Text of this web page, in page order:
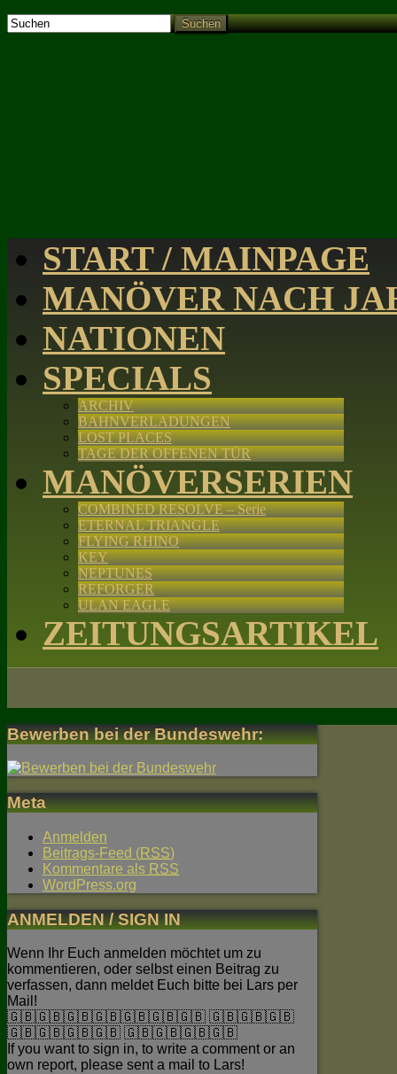
Suchen
START / MAINPAGE
MANÖVER NACH
NATIONEN
SPECIALS
ARCHIV
BAHNVERLADUNGEN
LOST PLACES
TAGE DER OFFENEN TÜR
MANÖVERSERIEN
COMBINED RESOLVE – Serie
ETERNAL TRIANGLE
FLYING RHINO
KEY
NEPTUNES
REFORGER
ULAN EAGLE
ZEITUNGSARTIKEL
Bewerben bei der Bundeswehr:
Meta
Anmelden
Beitrags-Feed (RSS)
Kommentare als RSS
WordPress.org
ANMELDEN / SIGN IN
Wenn Ihr Euch anmelden möchtet um zu
kommentieren, oder selbst einen Beitrag zu
verfassen, dann meldet Euch bitte bei Lars per
Mail!
🇬🇧🇬🇧🇬🇧🇬🇧🇬🇧🇬🇧🇬🇧 🇬🇧🇬🇧🇬🇧
🇬🇧🇬🇧🇬🇧🇬🇧 🇬🇧🇬🇧🇬🇧🇬🇧
If you want to sign in, to write a comment or an
own report, please sent a mail to Lars!